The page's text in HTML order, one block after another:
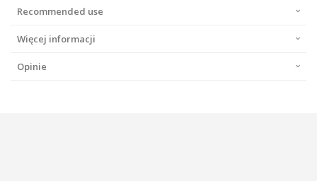
Recommended use
Więcej informacji
Opinie